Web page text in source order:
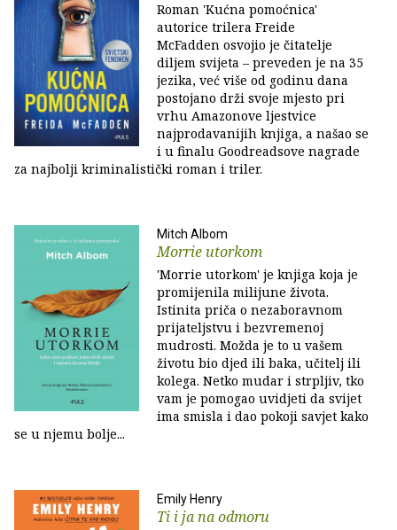
Roman 'Kućna pomoćnica'
autorice trilera Freide
McFadden osvojio je čitatelje
diljem svijeta – preveden je na 35
jezika, već više od godinu dana
postojano drži svoje mjesto pri
vrhu Amazonove ljestvice
najprodavanijih knjiga, a našao se
i u finalu Goodreadsove nagrade
za najbolji kriminalistički roman i triler.
Mitch Albom
Morrie utorkom
'Morrie utorkom' je knjiga koja je
promijenila milijune života.
Istinita priča o nezaboravnom
prijateljstvu i bezvremenoj
mudrosti. Možda je to u vašem
životu bio djed ili baka, učitelj ili
kolega. Netko mudar i strpljiv, tko
vam je pomogao uvidjeti da svijet
ima smisla i dao pokoji savjet kako
se u njemu bolje...
Emily Henry
Ti i ja na odmoru